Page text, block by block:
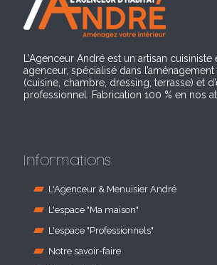
L’Agenceur André est un artisan cuisiniste
agenceur, spécialisé dans
(cuisine, chambre, dressing, terrasse) et
professionnel. Fabrication 100 % en nos
Informations
L'Agenceur & Menuisier André
L'espace "Ma maison"
L'espace "Professionnels"
Notre savoir-faire